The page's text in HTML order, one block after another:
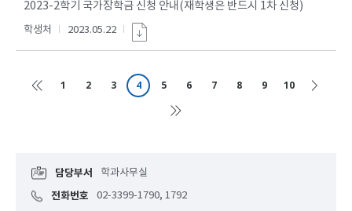
2023-2학기 국가장학금 신청 안내(재학생은 반드시 1차 신청)
학생처 2023.05.22
1 2 3 4 5 6 7 8 9 10
담당부서 학과사무실
전화번호 02-3399-1790, 1792